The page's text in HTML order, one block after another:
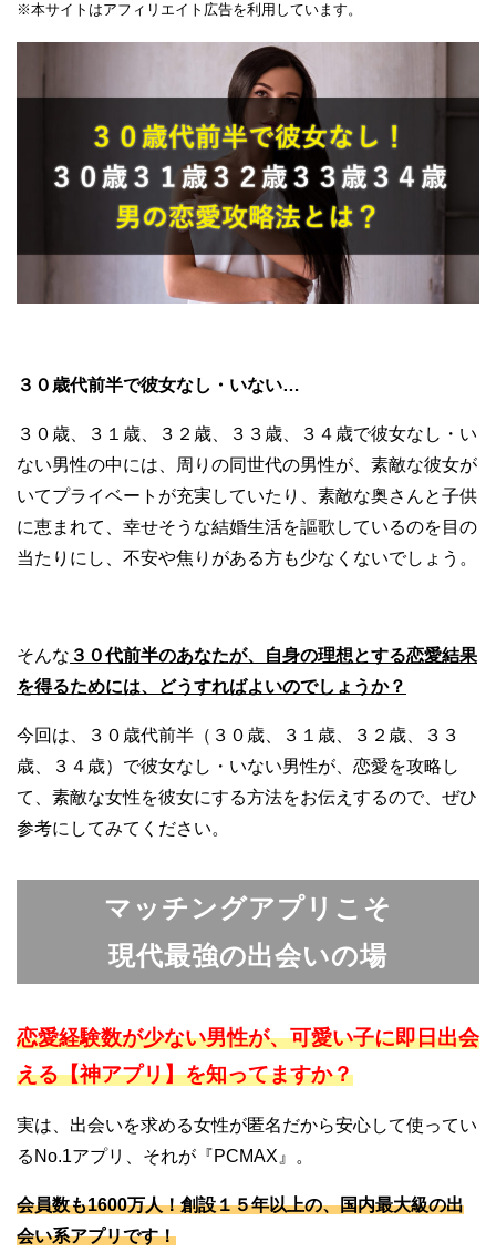
※本サイトはアフィリエイト広告を利用しています。
３０歳代前半で彼女なし・いない…
３０歳、３１歳、３２歳、３３歳、３４歳で彼女なし・い
ない男性の中には、周りの同世代の男性が、素敵な彼女が
いてプライベートが充実していたり、素敵な奥さんと子供
に恵まれて、幸せそうな結婚生活を謳歌しているのを目の
当たりにし、不安や焦りがある方も少なくないでしょう。
そんな ３０代前半のあなたが、自身の理想とする恋愛結果
を得るためには、どうすればよいのでしょうか？
今回は、３０歳代前半（３０歳、３１歳、３２歳、３３
歳、３４歳）で彼女なし・いない男性が、恋愛を攻略し
て、素敵な女性を彼女にする方法をお伝えするので、ぜひ
参考にしてみてください。
マッチングアプリこそ
現代最強の出会いの場
恋愛経験数が少ない男性が、可愛い子に即日出会
える【神アプリ】を知ってますか？
実は、出会いを求める女性が匿名だから安心して使ってい
るNo.1アプリ、それが『PCMAX』。
会員数も1600万人！創設１５年以上の、国内最大級の出
会い系アプリです！